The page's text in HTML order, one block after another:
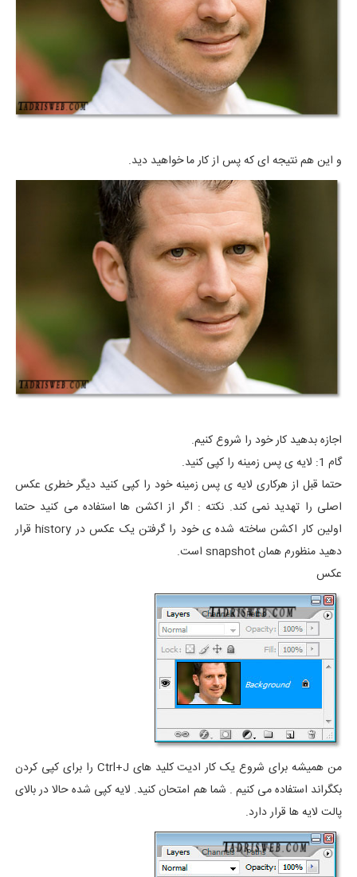
و این هم نتیجه ای که پس از کار ما خواهید دید.
اجازه بدهید کار خود را شروع کنیم.
گام 1: لایه ی پس زمینه را کپی کنید.
حتما قبل از هرکاری لایه ی پس زمینه خود را کپی کنید دیگر خطری عکس
اصلی را تهدید نمی کند. نکته : اگر از اکشن ها استفاده می کنید حتما
اولین کار اکشن ساخته شده ی خود را گرفتن یک عکس در history قرار
دهید منظورم همان snapshot است.
عکس
من همیشه برای شروع یک کار ادیت کلید های Ctrl+J را برای کپی کردن
بکگراند استفاده می کنیم . شما هم امتحان کنید. لایه کپی شده حالا در بالای
پالت لایه ها قرار دارد.